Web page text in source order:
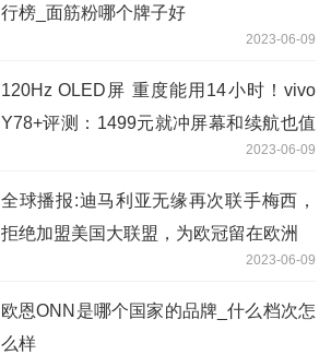
行榜_面筋粉哪个牌子好
2023-06-09
120Hz OLED屏 重度能用14小时！vivo
Y78+评测：1499元就冲屏幕和续航也值
2023-06-09
全球播报:迪马利亚无缘再次联手梅西，
拒绝加盟美国大联盟，为欧冠留在欧洲
2023-06-09
欧恩ONN是哪个国家的品牌_什么档次怎
么样